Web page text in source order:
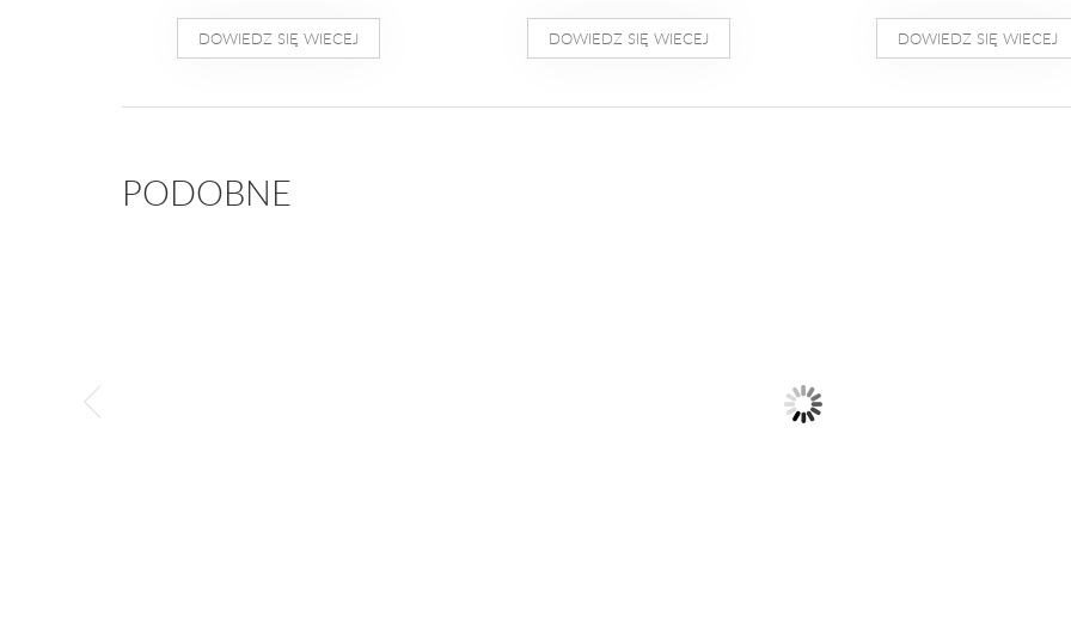
DOWIEDZ SIĘ WIECEJ DOWIEDZ SIĘ WIECEJ DOWIEDZ SIĘ WIECEJ
PODOBNE